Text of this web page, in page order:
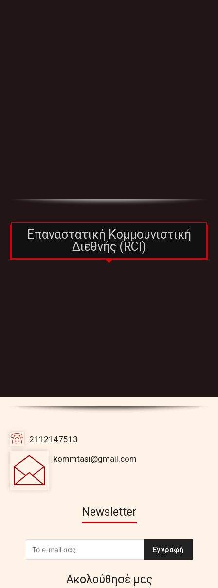
Επαναστατική Κομμουνιστική
Διεθνής (RCI)
2112147513
kommtasi@gmail.com
Newsletter
Εγγραφή
Ακολούθησέ μας